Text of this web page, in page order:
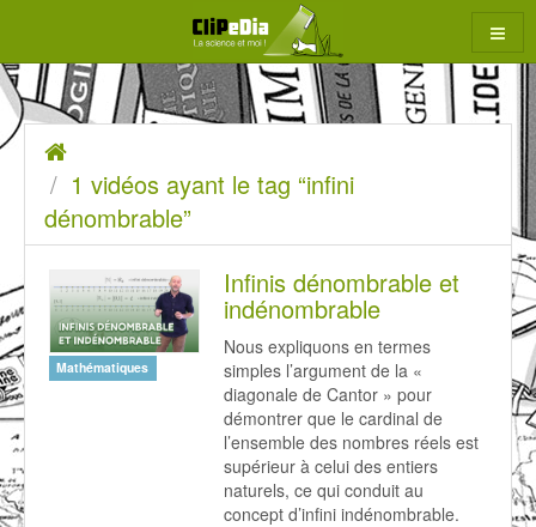
contenu
1
vidéos
ayant
le
tag
“infini
dénombrable”
Accueil
1 vidéos ayant le tag “infini
dénombrable”
Mathématiques
Infinis dénombrable et
indénombrable
Nous expliquons en termes
simples l’argument de la «
diagonale de Cantor » pour
démontrer que le cardinal de
l’ensemble des nombres réels est
supérieur à celui des entiers
naturels, ce qui conduit au
concept d’infini indénombrable.